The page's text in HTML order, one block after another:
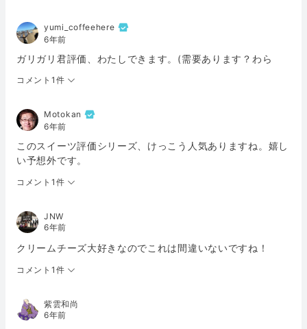
yumi_coffeehere
6年前
ガリガリ君評価、わたしできます。(需要あります？わら
コメント1件
Motokan
6年前
このスイーツ評価シリーズ、けっこう人気ありますね。嬉し
い予想外です。
コメント1件
JNW
6年前
クリームチーズ大好きなのでこれは間違いないですね！
コメント1件
紫雲和尚
6年前